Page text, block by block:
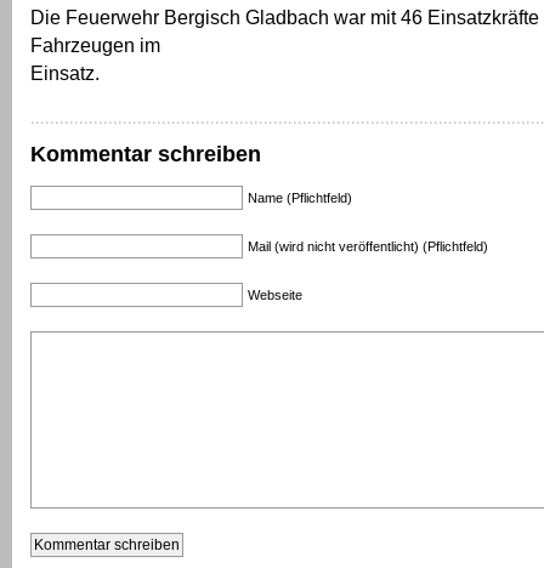
Die Feuerwehr Bergisch Gladbach war mit 46 Einsatzkräfte
Fahrzeugen im
Einsatz.
Kommentar schreiben
Name (Pflichtfeld)
Mail (wird nicht veröffentlicht) (Pflichtfeld)
Webseite